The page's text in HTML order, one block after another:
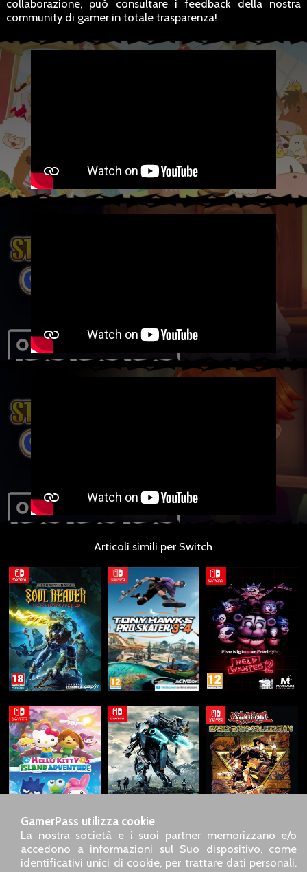
collaborazione, può consultare i feedback della nostra
community di gamer in totale trasparenza!
Articoli simili per Switch
GamerPass utilizza cookie
La nostra società e i suoi partner memorizzano e/o
accedono a informazioni sul Suo dispositivo, come
identificativi unici di cookie, per trattare dati personali.